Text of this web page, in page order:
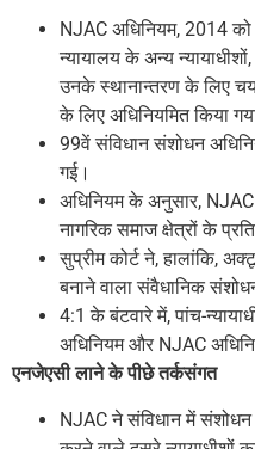
NJAC अधिनियम, 2014 को
न्यायालय के अन्य
उनके स्थानान्तरण के लिए
के लिए अधिनियमित किया
99वें संविधान संशोधन
गई।
अधिनियम के अनुसार, NJAC
नागरिक समाज क्षेत्रों के
सुप्रीम कोर्ट ने, हालांकि,
बनाने वाला संवैधानिक
4:1 के बंटवारे में, पांच-
अधिनियम और NJAC
एनजेएसी लाने के पीछे तर्कसंगत
NJAC ने संविधान में संशोधन